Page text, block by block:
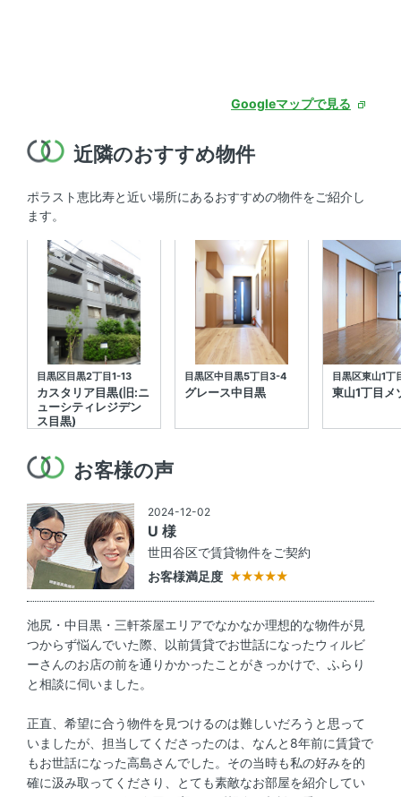
Googleマップで見る
近隣のおすすめ物件
ポラスト恵比寿と近い場所にあるおすすめの物件をご紹介し
ます。
目黒区目黒2丁目1-13
カスタリア目黒(旧:ニ
ューシティレジデン
ス目黒)
目黒区中目黒5丁目3-4
グレース中目黒
目黒区東山1丁
東山1丁目メ
お客様の声
2024-12-02
U 様
世田谷区で賃貸物件をご契約
お客様満足度
池尻・中目黒・三軒茶屋エリアでなかなか理想的な物件が見
つからず悩んでいた際、以前賃貸でお世話になったウィルビ
ーさんのお店の前を通りかかったことがきっかけで、ふらり
と相談に伺いました。
正直、希望に合う物件を見つけるのは難しいだろうと思って
いましたが、担当してくださったのは、なんと8年前に賃貸で
もお世話になった高島さんでした。その当時も私の好みを的
確に汲み取ってくださり、とても素敵なお部屋を紹介してい